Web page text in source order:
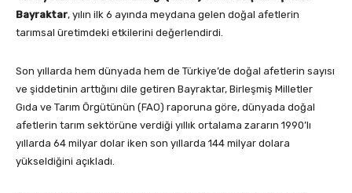
Bayraktar, yılın ilk 6 ayında meydana gelen doğal afetlerin
tarımsal üretimdeki etkilerini değerlendirdi.
Son yıllarda hem dünyada hem de Türkiye’de doğal afetlerin sayısı
ve şiddetinin arttığını dile getiren Bayraktar, Birleşmiş Milletler
Gıda ve Tarım Örgütünün (FAO) raporuna göre, dünyada doğal
afetlerin tarım sektörüne verdiği yıllık ortalama zararın 1990’lı
yıllarda 64 milyar dolar iken son yıllarda 144 milyar dolara
yükseldiğini açıkladı.